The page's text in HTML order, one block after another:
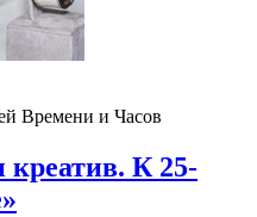
Времени и Часов
К 25-